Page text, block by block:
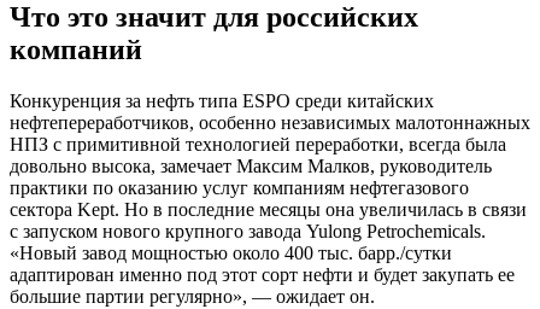
Что это значит для российских
компаний
Конкуренция за нефть типа ESPO среди китайских
нефтепереработчиков, особенно независимых малотоннажных
НПЗ с примитивной технологией переработки, всегда была
довольно высока, замечает Максим Малков, руководитель
практики по оказанию услуг компаниям нефтегазового
сектора Kept. Но в последние месяцы она увеличилась в связи
с запуском нового крупного завода Yulong Petrochemicals.
«Новый завод мощностью около 400 тыс. барр./сутки
адаптирован именно под этот сорт нефти и будет закупать ее
большие партии регулярно», — ожидает он.